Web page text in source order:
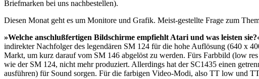
Briefmarken bei uns nachbestellen).
Diesen Monat geht es um Monitore und Grafik. Meist-gestellte Frage zum
»Welche anschlußfertigen Bildschirme empfiehlt Atari und was leisten
indirekter Nachfolger des legendären SM 124 für die hohe Auflösung (640 x
Markt, um kurz darauf vom SM 146 abgelöst zu werden. Fürs Farbbild (low
wie der SM 124, nicht mehr produziert. Allerdings hat der SC1435 einen
ausführen) für Sound sorgen. Für die farbigen Video-Modi, also TT low und